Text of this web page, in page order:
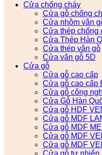
Cửa chống cháy
Cửa gỗ chống
Cửa nhôm vân
Cửa thép chống
Cửa Thép Hàn
Cửa thép vân gỗ
Cửa vân gỗ 5D
Cửa gỗ
Cửa gỗ cao cấp
Cửa gỗ cao cấp
Cửa gỗ công
Cửa Gỗ Hàn
Cửa gỗ HDF
Cửa gỗ MDF
Cửa gỗ MDF
Cửa gỗ MDF
Cửa gỗ MDF
Cửa gỗ tự nhiên